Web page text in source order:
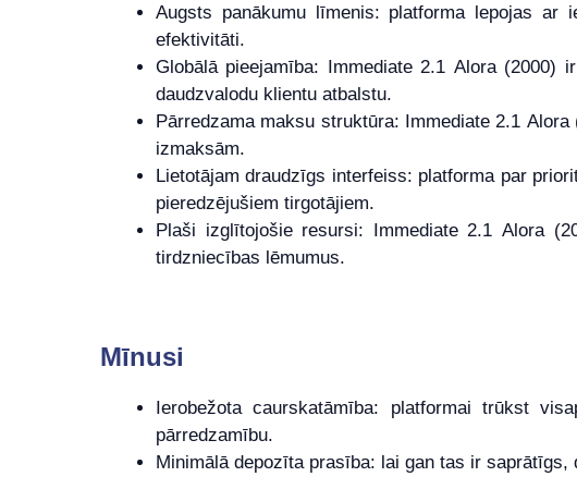
Augsts panākumu līmenis: platforma lepojas
efektivitāti.
Globālā pieejamība: Immediate 2.1 Alora (2000)
daudzvalodu klientu atbalstu.
Pārredzama maksu struktūra: Immediate 2.1
izmaksām.
Lietotājam draudzīgs interfeiss: platforma par
pieredzējušiem tirgotājiem.
Plaši izglītojošie resursi: Immediate 2.1 Alora
tirdzniecības lēmumus.
Mīnusi
Ierobežota caurskatāmība: platformai trūkst
pārredzamību.
Minimālā depozīta prasība: lai gan tas ir